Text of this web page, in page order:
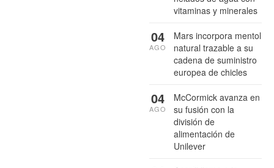
vitaminas y minerales
Mars incorpora mentol
natural trazable a su
cadena de suministro
europea de chicles
04
AGO
McCormick avanza en
su fusión con la
división de
alimentación de
Unilever
04
AGO